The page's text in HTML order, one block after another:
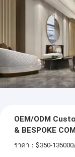
OEM/ODM
& BESPOKE
GLOBAL
ราคา：$350-